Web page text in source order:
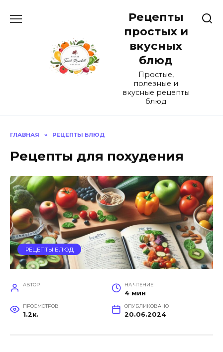
Рецепты
простых и
вкусных
блюд
Простые,
полезные и
вкусные рецепты
блюд
ГЛАВНАЯ » РЕЦЕПТЫ БЛЮД
Рецепты для похудения
РЕЦЕПТЫ БЛЮД
АВТОР НА ЧТЕНИЕ
4 мин
ПРОСМОТРОВ
1.2к.
ОПУБЛИКОВАНО
20.06.2024